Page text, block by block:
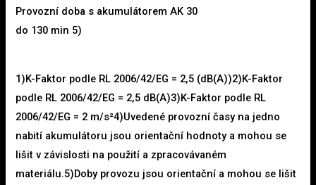
Provozní doba s akumulátorem AK 30
do 130 min 5)
1)K-Faktor podle RL 2006/42/EG = 2,5 (dB(A))2)K-Faktor
podle RL 2006/42/EG = 2,5 dB(A)3)K-Faktor podle RL
2006/42/EG = 2 m/s²4)Uvedené provozní časy na jedno
nabití akumulátoru jsou orientační hodnoty a mohou se
lišit v závislosti na použití a zpracovávaném
materiálu.5)Doby provozu jsou orientační a mohou se lišit